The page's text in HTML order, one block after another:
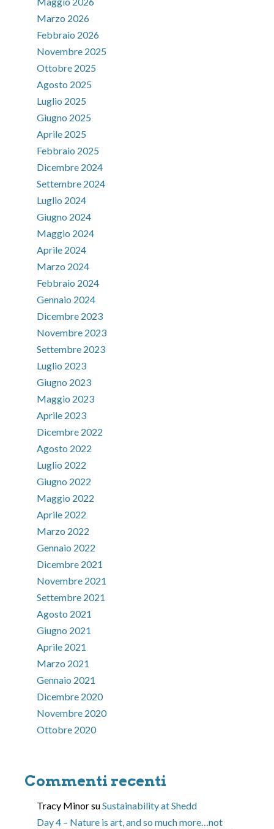
Marzo 2026
Febbraio 2026
Novembre 2025
Ottobre 2025
Agosto 2025
Luglio 2025
Giugno 2025
Aprile 2025
Febbraio 2025
Dicembre 2024
Settembre 2024
Luglio 2024
Giugno 2024
Maggio 2024
Aprile 2024
Marzo 2024
Febbraio 2024
Gennaio 2024
Dicembre 2023
Novembre 2023
Settembre 2023
Luglio 2023
Giugno 2023
Maggio 2023
Aprile 2023
Dicembre 2022
Agosto 2022
Luglio 2022
Giugno 2022
Maggio 2022
Aprile 2022
Marzo 2022
Gennaio 2022
Dicembre 2021
Novembre 2021
Settembre 2021
Agosto 2021
Giugno 2021
Aprile 2021
Marzo 2021
Gennaio 2021
Dicembre 2020
Novembre 2020
Ottobre 2020
Commenti recenti
Tracy MinorsuSustainability at Shedd
Day 4 – Nature is art, and so much more…not